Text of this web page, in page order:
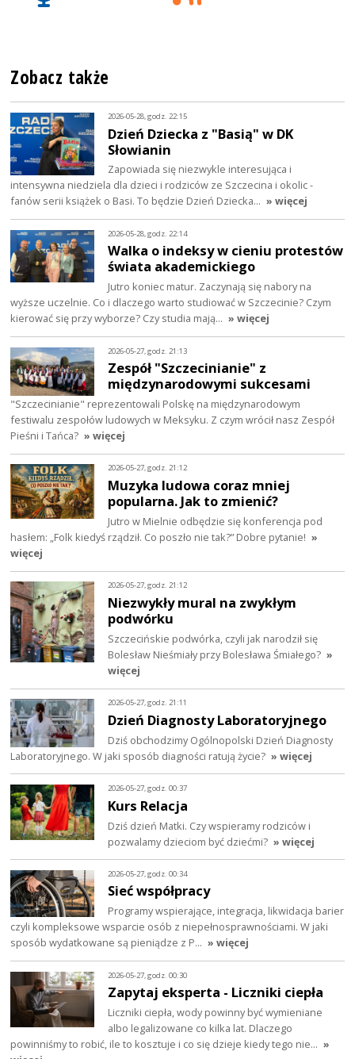
Zobacz także
2026-05-28, godz. 22:15
Dzień Dziecka z "Basią" w DK
Słowianin
Zapowiada się niezwykle interesująca i
intensywna niedziela dla dzieci i rodziców ze Szczecina i okolic -
fanów serii książek o Basi. To będzie Dzień Dziecka… » więcej
2026-05-28, godz. 22:14
Walka o indeksy w cieniu protestów
świata akademickiego
Jutro koniec matur. Zaczynają się nabory na
wyższe uczelnie. Co i dlaczego warto studiować w Szczecinie? Czym
kierować się przy wyborze? Czy studia mają… » więcej
2026-05-27, godz. 21:13
Zespół "Szczecinianie" z
międzynarodowymi sukcesami
"Szczecinianie" reprezentowali Polskę na międzynarodowym
festiwalu zespołów ludowych w Meksyku. Z czym wrócił nasz Zespół
Pieśni i Tańca? » więcej
2026-05-27, godz. 21:12
Muzyka ludowa coraz mniej
popularna. Jak to zmienić?
Jutro w Mielnie odbędzie się konferencja pod
hasłem: „Folk kiedyś rządził. Co poszło nie tak?” Dobre pytanie! »
więcej
2026-05-27, godz. 21:12
Niezwykły mural na zwykłym
podwórku
Szczecińskie podwórka, czyli jak narodził się
Bolesław Nieśmiały przy Bolesława Śmiałego? »
więcej
2026-05-27, godz. 21:11
Dzień Diagnosty Laboratoryjnego
Dziś obchodzimy Ogólnopolski Dzień Diagnosty
Laboratoryjnego. W jaki sposób diagności ratują życie? » więcej
2026-05-27, godz. 00:37
Kurs Relacja
Dziś dzień Matki. Czy wspieramy rodziców i
pozwalamy dzieciom być dziećmi? » więcej
2026-05-27, godz. 00:34
Sieć współpracy
Programy wspierające, integracja, likwidacja barier
czyli kompleksowe wsparcie osób z niepełnosprawnościami. W jaki
sposób wydatkowane są pieniądze z P… » więcej
2026-05-27, godz. 00:30
Zapytaj eksperta - Liczniki ciepła
Liczniki ciepła, wody powinny być wymieniane
albo legalizowane co kilka lat. Dlaczego
powinniśmy to robić, ile to kosztuje i co się dzieje kiedy tego nie… »